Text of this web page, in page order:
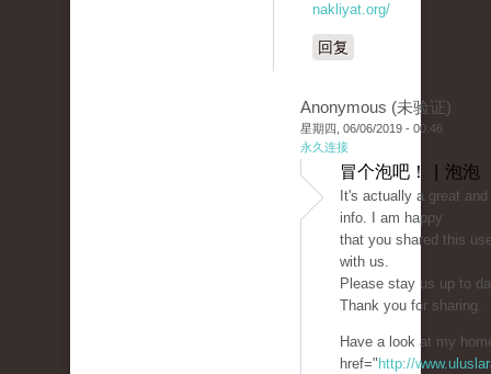
nakliyat.org/
回复
Anonymous (未验证)
星期四, 06/06/2019 - 00:46
永久连接
冒个泡吧！ | 泡泡
It's actually a great
info. I am happy
that you shared this
with us.
Please stay us up to
Thank you for sharing.
Have a look at my
href=" http://